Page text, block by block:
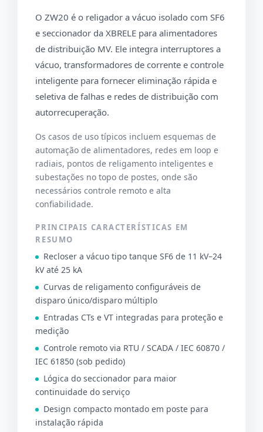
O ZW20 é o religador a vácuo isolado com SF6
e seccionador da XBRELE para alimentadores
de distribuição MV. Ele integra interruptores a
vácuo, transformadores de corrente e controle
inteligente para fornecer eliminação rápida e
seletiva de falhas e redes de distribuição com
autorrecuperação.
Os casos de uso típicos incluem esquemas de
automação de alimentadores, redes em loop e
radiais, pontos de religamento inteligentes e
subestações no topo de postes, onde são
necessários controle remoto e alta
confiabilidade.
PRINCIPAIS CARACTERÍSTICAS EM
RESUMO
Recloser a vácuo tipo tanque SF6 de 11 kV–24
kV até 25 kA
Curvas de religamento configuráveis de
disparo único/disparo múltiplo
Entradas CTs e VT integradas para proteção e
medição
Controle remoto via RTU / SCADA / IEC 60870 /
IEC 61850 (sob pedido)
Lógica do seccionador para maior
continuidade do serviço
Design compacto montado em poste para
instalação rápida